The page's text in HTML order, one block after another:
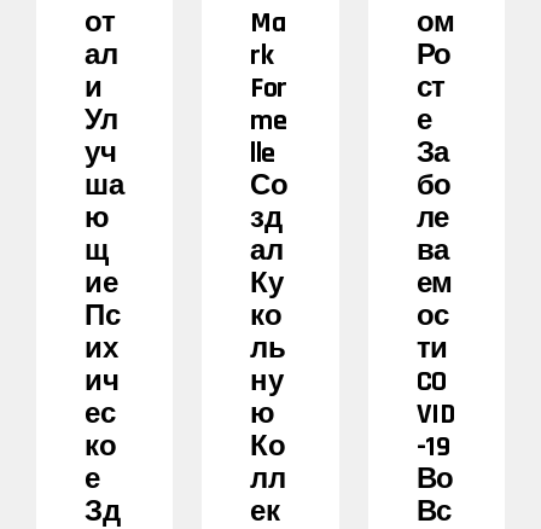
От
Ал
И
Ул
Уч
Ша
Ю
Щ
Ие
Пс
Их
Ич
Ес
Ко
Е
Зд
Ma
Rk
For
Me
Lle
Со
Зд
Ал
Ку
Ко
Ль
Ну
Ю
Ко
Лл
Ек
Ом
Ро
Ст
Е
За
Бо
Ле
Ва
Ем
Ос
Ти
CO
VID
-19
Во
Вс